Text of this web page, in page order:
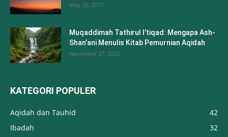
May 29, 2017
Muqaddimah Tathirul I’tiqad: Mengapa Ash-
Shan’ani Menulis Kitab Pemurnian Aqidah
November 27, 2025
KATEGORI POPULER
Aqidah dan Tauhid
42
Ibadah
32